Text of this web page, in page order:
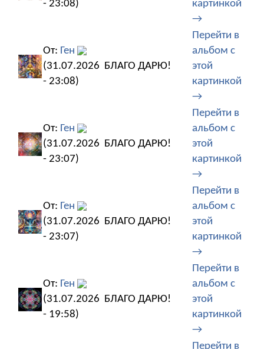
- 23:08)
картинкой
→
От: Ген
(31.07.2026
- 23:08)
БЛАГО ДАРЮ!
Перейти в
альбом с
этой
картинкой
→
От: Ген
(31.07.2026
- 23:07)
БЛАГО ДАРЮ!
Перейти в
альбом с
этой
картинкой
→
От: Ген
(31.07.2026
- 23:07)
БЛАГО ДАРЮ!
Перейти в
альбом с
этой
картинкой
→
От: Ген
(31.07.2026
- 19:58)
БЛАГО ДАРЮ!
Перейти в
альбом с
этой
картинкой
→
Перейти в